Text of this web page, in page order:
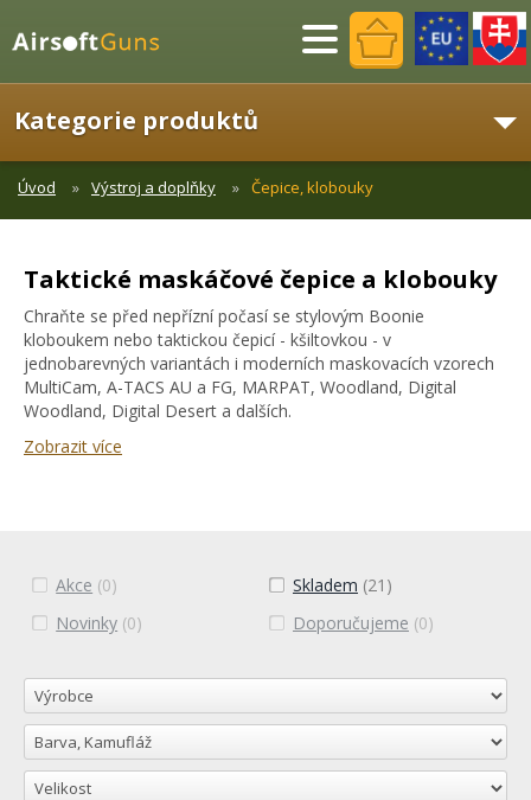
Menu
Kategorie produktů
Úvod Výstroj a doplňky Čepice, klobouky
Taktické maskáčové čepice a klobouky
Chraňte se před nepřízní počasí se stylovým Boonie
kloboukem nebo taktickou čepicí - kšiltovkou - v
jednobarevných variantách i moderních maskovacích vzorech
MultiCam, A-TACS AU a FG, MARPAT, Woodland, Digital
Woodland, Digital Desert a dalších.
Zobrazit více
Akce (0) Skladem (21)
Novinky (0) Doporučujeme (0)